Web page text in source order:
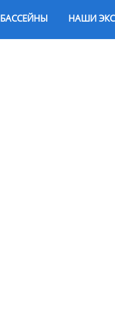
БАССЕЙНЫ НАШИ